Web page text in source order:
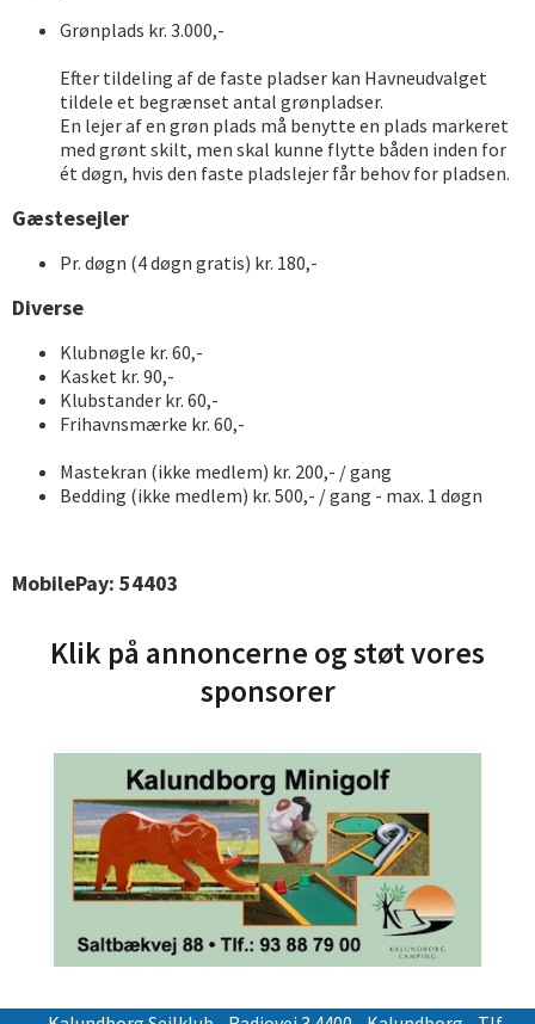
Grønplads kr. 3.000,-
Efter tildeling af de faste pladser kan Havneudvalget
tildele et begrænset antal grønpladser.
En lejer af en grøn plads må benytte en plads markeret
med grønt skilt, men skal kunne flytte båden inden for
ét døgn, hvis den faste pladslejer får behov for pladsen.
Gæstesejler
Pr. døgn (4 døgn gratis) kr. 180,-
Diverse
Klubnøgle kr. 60,-
Kasket kr. 90,-
Klubstander kr. 60,-
Frihavnsmærke kr. 60,-
Mastekran (ikke medlem) kr. 200,- / gang
Bedding (ikke medlem) kr. 500,- / gang - max. 1 døgn
MobilePay: 54403
Klik på annoncerne og støt vores
sponsorer